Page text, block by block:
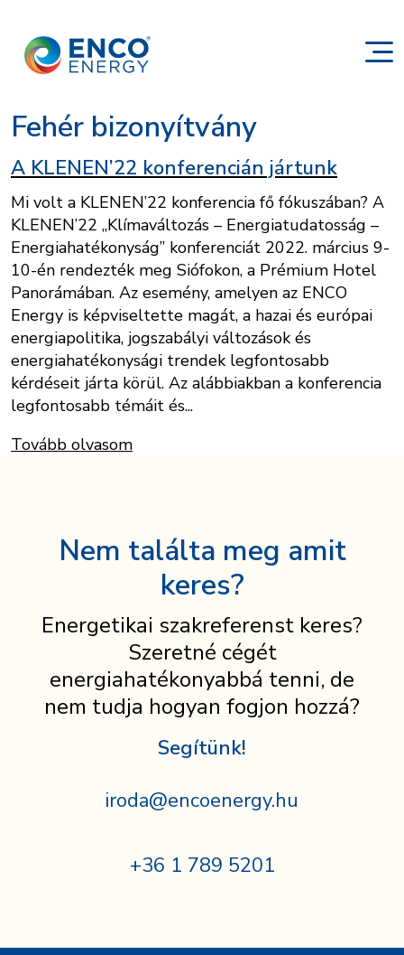
Fehér bizonyítvány
A KLENEN’22 konferencián jártunk
Mi volt a KLENEN’22 konferencia fő fókuszában? A
KLENEN’22 „Klímaváltozás – Energiatudatosság –
Energiahatékonyság” konferenciát 2022. március 9-
10-én rendezték meg Siófokon, a Prémium Hotel
Panorámában. Az esemény, amelyen az ENCO
Energy is képviseltette magát, a hazai és európai
energiapolitika, jogszabályi változások és
energiahatékonysági trendek legfontosabb
kérdéseit járta körül. Az alábbiakban a konferencia
legfontosabb témáit és...
Tovább olvasom
Nem találta meg amit
keres?
Energetikai szakreferenst keres?
Szeretné cégét
energiahatékonyabbá tenni, de
nem tudja hogyan fogjon hozzá?
Segítünk!
iroda@encoenergy.hu
+36 1 789 5201